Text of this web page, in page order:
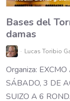
Bases del
damas
Lucas Toribio
Organiza:
SÁBADO, 3 DE
SUIZO A 6